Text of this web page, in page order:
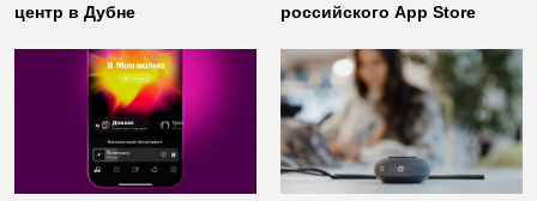
центр в Дубне
российского App Store